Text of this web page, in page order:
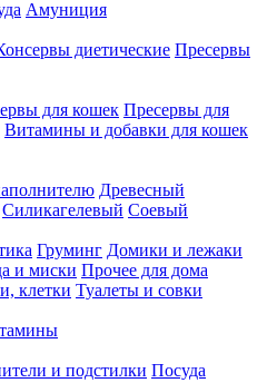
Амуниция
диетические Пресервы
для кошек Пресервы для
Витамины и добавки для кошек
Древесный
Силикагелевый Соевый
Груминг Домики и лежаки
и миски Прочее для дома
клетки Туалеты и совки
и подстилки Посуда